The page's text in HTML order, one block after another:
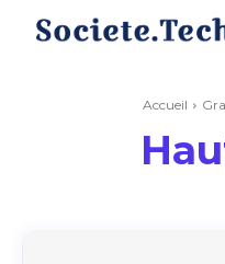
Accueil